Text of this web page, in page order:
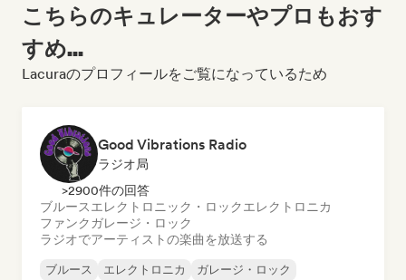
こちらのキュレーターやプロもおす
すめ...
Lacuraのプロフィールをご覧になっているため
Good Vibrations Radio
ラジオ局
>2900件の回答
ブルースエレクトロニック・ロックエレクトロニカ
ファンクガレージ・ロック
ラジオでアーティストの楽曲を放送する
ブルース エレクトロニカ
ガレージ・ロック